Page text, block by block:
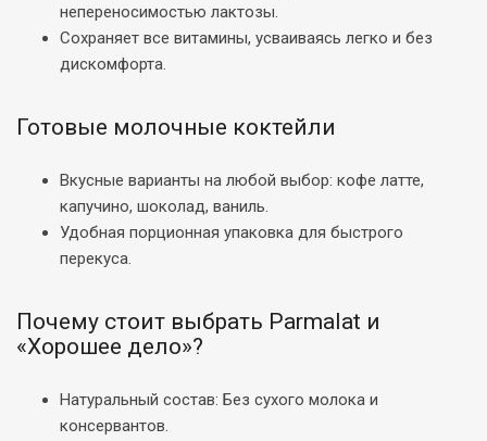
непереносимостью лактозы.
Сохраняет все витамины, усваиваясь легко и без
дискомфорта.
Готовые молочные коктейли
Вкусные варианты на любой выбор: кофе латте,
капучино, шоколад, ваниль.
Удобная порционная упаковка для быстрого
перекуса.
Почему стоит выбрать Parmalat и
«Хорошее дело»?
Натуральный состав: Без сухого молока и
консервантов.